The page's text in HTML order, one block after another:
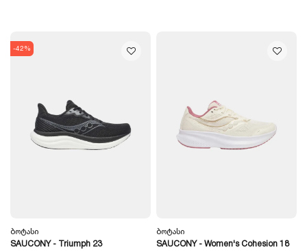
-42%
Ბოტასი
SAUCONY - Triumph 23
Ბოტასი
SAUCONY - Women's Cohesion 18